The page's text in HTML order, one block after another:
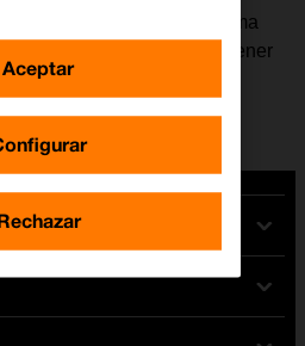
para que cambie a un tema
en un entorno oscuro sin tener
es posible crear un
momentos diferentes.
Aceptar